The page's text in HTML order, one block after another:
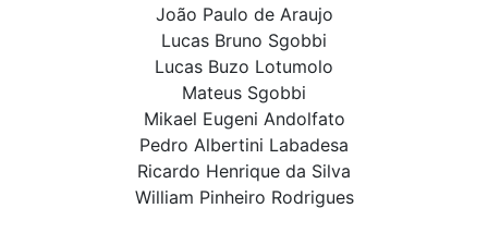
João Paulo de Araujo
Lucas Bruno Sgobbi
Lucas Buzo Lotumolo
Mateus Sgobbi
Mikael Eugeni Andolfato
Pedro Albertini Labadesa
Ricardo Henrique da Silva
William Pinheiro Rodrigues